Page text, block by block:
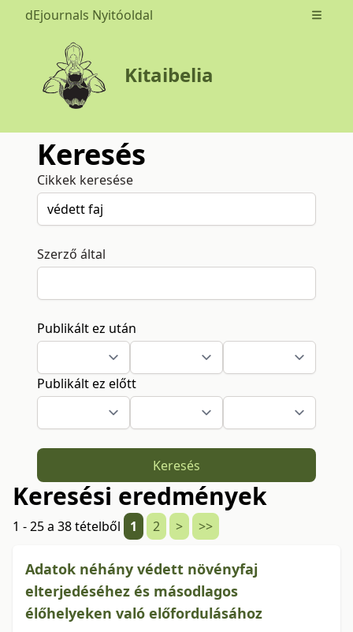
dEjournals Nyitóoldal Open
Kitaibelia
Keresés
Cikkek keresése
Szerző által
Publikált ez után
Publikált ez előtt
Keresés
Keresési eredmények
1 - 25 a 38 tételből 1 2 > >>
Adatok néhány védett növényfaj
elterjedéséhez és másodlagos
élőhelyeken való előfordulásához